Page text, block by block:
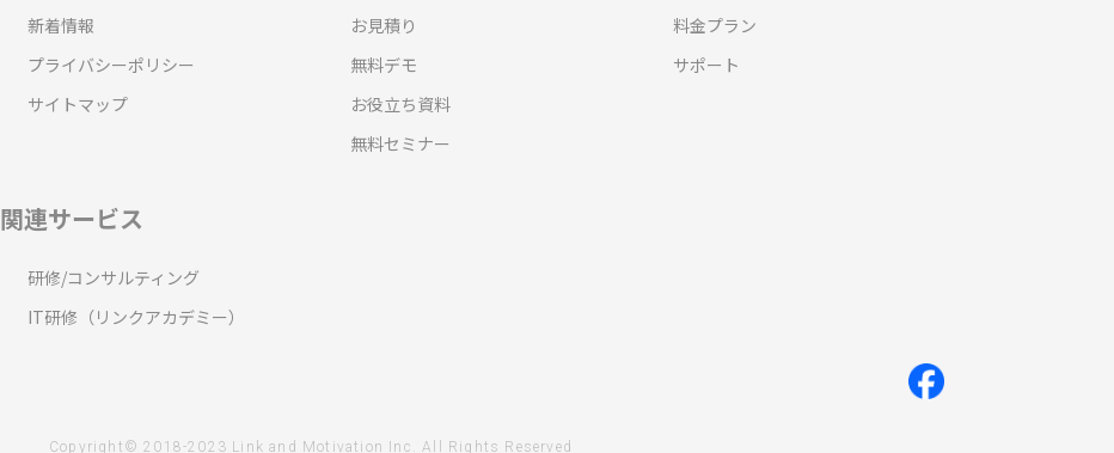
新着情報
プライバシーポリシー
サイトマップ
お見積り
無料デモ
お役立ち資料
無料セミナー
料金プラン
サポート
関連サービス
研修/コンサルティング
IT研修（リンクアカデミー）
Copyright© 2018-2023 Link and Motivation Inc. All Rights Reserved